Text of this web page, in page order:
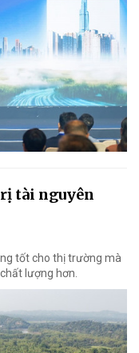
tài nguyên
tốt cho thị trường mà
lượng hơn.